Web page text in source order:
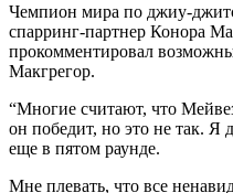
Чемпион мира по джиу-
спарринг-партнер Конора
прокомментировал
Макгрегор.
“Многие считают, что
он победит, но это не так.
еще в пятом раунде.
Мне плевать, что все